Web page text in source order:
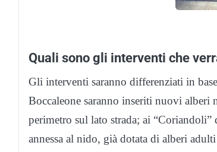
Quali sono gli interventi che
Gli interventi saranno differenziati in
Boccaleone saranno inseriti nuovi alberi
perimetro sul lato strada; ai “Coriandoli”
annessa al nido, già dotata di alberi